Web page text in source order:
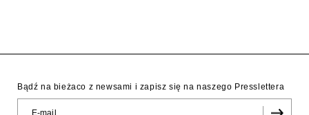
Bądź na bieżaco z newsami i zapisz się na naszego Presslettera